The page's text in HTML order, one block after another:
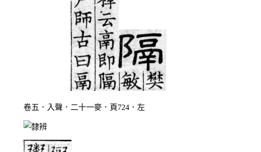
卷五．入聲．二十一麥．頁724．左